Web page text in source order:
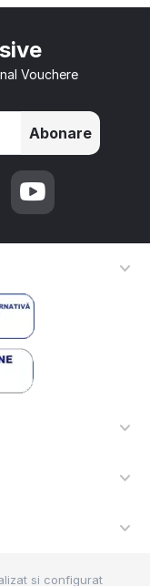
Vouchere
Abonare
si configurat